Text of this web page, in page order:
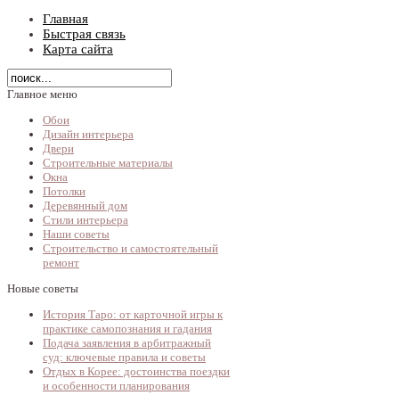
Главная
Быстрая связь
Карта сайта
Главное меню
Обои
Дизайн интерьера
Двери
Строительные материалы
Окна
Потолки
Деревянный дом
Стили интерьера
Наши советы
Строительство и самостоятельный
ремонт
Новые советы
История Таро: от карточной игры к
практике самопознания и гадания
Подача заявления в арбитражный
суд: ключевые правила и советы
Отдых в Корее: достоинства поездки
и особенности планирования